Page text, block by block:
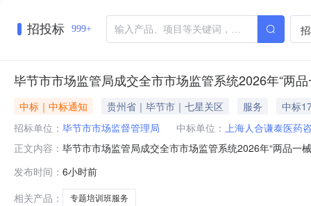
招投标 999+
毕节市市场监管局成交全市市场监管系统2026年“两
中标｜中标通知 贵州省｜毕节市｜七星关区 服务
中标
招标单位： 毕节市市场监督管理局 中标单位： 上海人合谦泰医药
正文内容： 毕节市市场监管局成交全市市场监管系统2026年“两品一
管局8楼会议室2026年8月4日项目主要内容培训成交供
人名称
发布时间： 6小时前
相关产品：
专题培训班服务